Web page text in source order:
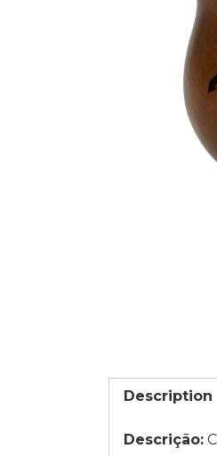
Description
Descrição: